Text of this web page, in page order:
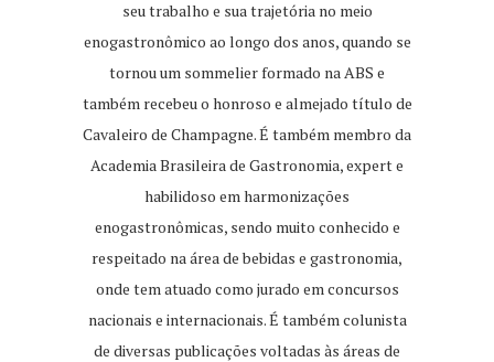
seu trabalho e sua trajetória no meio
enogastronômico ao longo dos anos, quando se
tornou um sommelier formado na ABS e
também recebeu o honroso e almejado título de
Cavaleiro de Champagne. É também membro da
Academia Brasileira de Gastronomia, expert e
habilidoso em harmonizações
enogastronômicas, sendo muito conhecido e
respeitado na área de bebidas e gastronomia,
onde tem atuado como jurado em concursos
nacionais e internacionais. É também colunista
de diversas publicações voltadas às áreas de